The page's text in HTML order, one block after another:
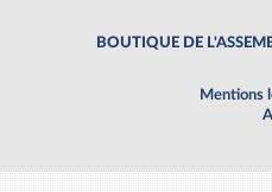
BOUTIQUE DE
Mentions